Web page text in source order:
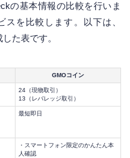
の基本情報の比較を行いま
を比較します。以下は、
た表です。
GMOコイン
24（現物取引）
13（レバレッジ取引）
最短即日
・スマートフォン限定のかんたん本
人確認